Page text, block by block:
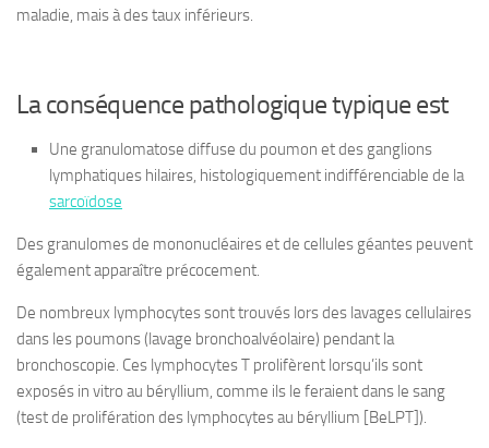
maladie, mais à des taux inférieurs.
Laconséquence pathologique typique est
Une granulomatose diffuse du poumon et des ganglions
lymphatiques hilaires, histologiquement indifférenciable de la
sarcoïdose
Des granulomes de mononucléaires et de cellules géantes peuvent
également apparaître précocement.
De nombreux lymphocytes sont trouvés lors des lavages cellulaires
dans les poumons (lavage bronchoalvéolaire) pendant la
bronchoscopie. Ces lymphocytes T prolifèrent lorsqu’ils sont
exposés in vitro au béryllium, comme ils le feraient dans le sang
(test de prolifération des lymphocytes au béryllium [BeLPT]).